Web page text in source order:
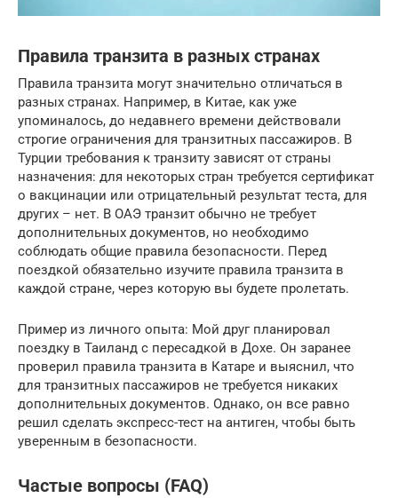
Правила транзита в разных странах
Правила транзита могут значительно отличаться в
разных странах. Например, в Китае, как уже
упоминалось, до недавнего времени действовали
строгие ограничения для транзитных пассажиров. В
Турции требования к транзиту зависят от страны
назначения: для некоторых стран требуется сертификат
о вакцинации или отрицательный результат теста, для
других – нет. В ОАЭ транзит обычно не требует
дополнительных документов, но необходимо
соблюдать общие правила безопасности. Перед
поездкой обязательно изучите правила транзита в
каждой стране, через которую вы будете пролетать.
Пример из личного опыта: Мой друг планировал
поездку в Таиланд с пересадкой в Дохе. Он заранее
проверил правила транзита в Катаре и выяснил, что
для транзитных пассажиров не требуется никаких
дополнительных документов. Однако, он все равно
решил сделать экспресс-тест на антиген, чтобы быть
уверенным в безопасности.
Частые вопросы (FAQ)